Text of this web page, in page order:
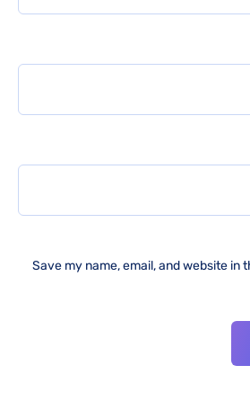
Save my name, email, and website in